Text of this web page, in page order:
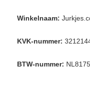
Winkelnaam:
KVK-nummer:
BTW-nummer: